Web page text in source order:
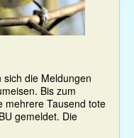
die Meldungen
Bis zum
mehrere Tausend tote
gemeldet. Die